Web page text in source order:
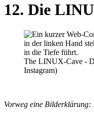
12. Die
The LINUX-Cave -
Instagram)
Vorweg eine Bilderklärung: